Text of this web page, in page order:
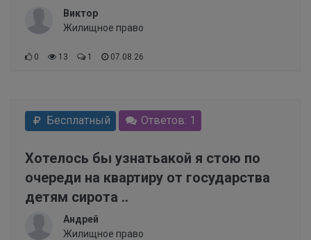
Виктор
Жилищное право
0 13 1 07.08.26
Бесплатный Ответов: 1
Хотелось бы узнатьакой я стою по
очереди на квартиру от государства
детям сирота ..
Андрей
Жилищное право